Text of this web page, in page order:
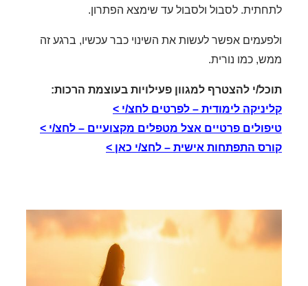
לתחתית. לסבול ולסבול עד שימצא הפתרון.
ולפעמים אפשר לעשות את השינוי כבר עכשיו, ברגע זה
ממש, כמו נורית.
תוכל/י להצטרף למגוון פעילויות בעוצמת הרכות:
קליניקה לימודית – לפרטים לחצ/י >
טיפולים פרטיים אצל מטפלים מקצועיים – לחצ/י >
קורס התפתחות אישית – לחצ/י כאן >